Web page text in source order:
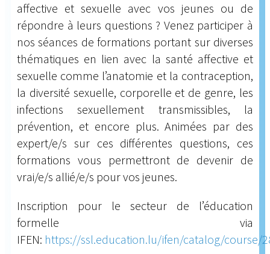
affective et sexuelle avec vos jeunes ou de
répondre à leurs questions ? Venez participer à
nos séances de formations portant sur diverses
thématiques en lien avec la santé affective et
sexuelle comme l’anatomie et la contraception,
la diversité sexuelle, corporelle et de genre, les
infections sexuellement transmissibles, la
prévention, et encore plus. Animées par des
expert/e/s sur ces différentes questions, ces
formations vous permettront de devenir de
vrai/e/s allié/e/s pour vos jeunes.
Inscription pour le secteur de l’éducation
formelle via
IFEN: https://ssl.education.lu/ifen/catalog/course/